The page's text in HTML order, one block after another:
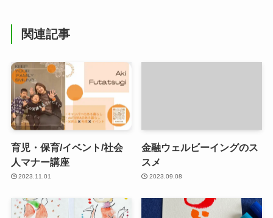
関連記事
育児・保育/イベント/社会
人マナー講座
2023.11.01
金融ウェルビーイングのス
スメ
2023.09.08